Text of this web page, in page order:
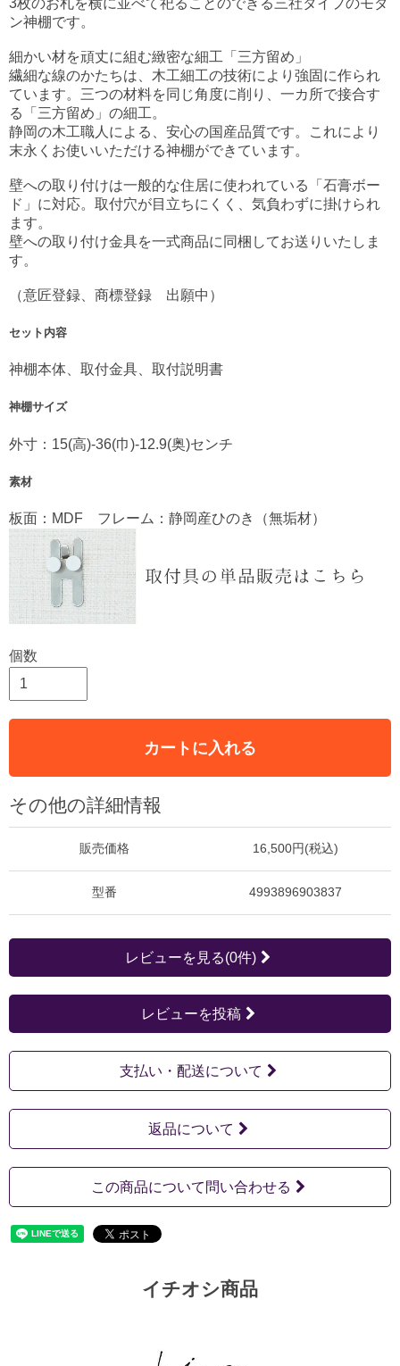
3枚のお札を横に並べて祀ることのできる三社タイプのモダ
ン神棚です。
細かい材を頑丈に組む緻密な細工「三方留め」
繊細な線のかたちは、木工細工の技術により強固に作られ
ています。三つの材料を同じ角度に削り、一カ所で接合す
る「三方留め」の細工。
静岡の木工職人による、安心の国産品質です。これにより
末永くお使いいただける神棚ができています。
壁への取り付けは一般的な住居に使われている「石膏ボー
ド」に対応。取付穴が目立ちにくく、気負わずに掛けられ
ます。
壁への取り付け金具を一式商品に同梱してお送りいたしま
す。
（意匠登録、商標登録 出願中）
セット内容
神棚本体、取付金具、取付説明書
神棚サイズ
外寸：15(高)-36(巾)-12.9(奥)センチ
素材
板面：MDF フレーム：静岡産ひのき（無垢材）
個数
カートに入れる
その他の詳細情報
販売価格 16,500円(税込)
型番 4993896903837
レビューを見る(0件)
レビューを投稿
支払い・配送について
返品について
この商品について問い合わせる
イチオシ商品